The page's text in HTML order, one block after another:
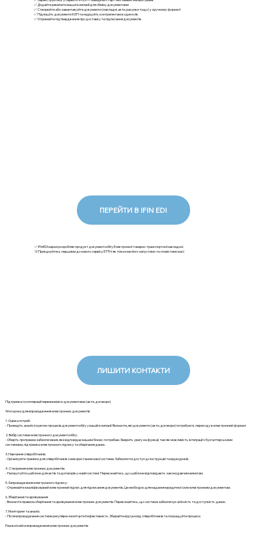
✅ Додайте реквізити вашої компанії для обміну документами
✅ Створюйте або завантажуйте документи (накладні, акти, рахунки тощо) у зручному форматі
✅ Підпишіть документи КЕП та надішліть контрагентам в один клік
✅ Отримайте підтвердження про доставку та підписання документів
ПЕРЕЙТИ В IFIN EDI
✅ iFinEDI наразі розробляє продукт документообігу Електронної товарно-транспортної накладної.
💡Приєднуйтесь першими до нового сервісу ЕТТН: як тільки ми його запустимо та сповістимо вас!
ЛИШИТИ КОНТАКТИ
Підтримка госпоперації первинними е-документами (акти, договори)
Чіткі кроки для впровадження електронних документів
1. Оцінка потреб:
- Проведіть аналіз існуючих процесів документообігу у вашій компанії. Визначте, які документи (акти, договори) потребують переходу в електронний формат.
2. Вибір системи електронного документообігу:
- Оберіть програмне забезпечення, яке відповідає вашим бізнес-потребам. Зверніть увагу на функції, такі як можливість інтеграції з бухгалтерськими
системами, підтримка електронного підпису та зберігання даних.
3. Навчання співробітників:
- Організуйте тренінги для співробітників з використання нової системи. Забезпечте доступ до інструкцій та відеоуроків.
4. Створення електронних документів:
- Налаштуйте шаблони для актів та договорів у новій системі. Переконайтесь, що шаблони відповідають законодавчим вимогам.
5. Запровадження електронного підпису:
- Отримайте кваліфікований електронний підпис для підписання документів. Це необхідно для надання юридичної сили електронним документам.
6. Зберігання та архівування:
- Визначте правила зберігання та архівування електронних документів. Переконайтесь, що система забезпечує цілісність та доступність даних.
7. Моніторинг та аналіз:
- Після впровадження системи регулярно моніторте її ефективність. Збирайте відгуки від співробітників та покращуйте процеси.
Реальні кейси впровадження електронних документів